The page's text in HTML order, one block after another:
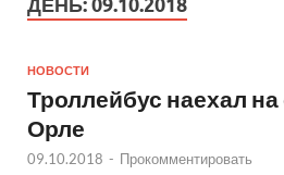
ДЕНЬ:09.10.2018
НОВОСТИ
Троллейбус наехал на
Орле
09.10.2018 - Прокомментировать